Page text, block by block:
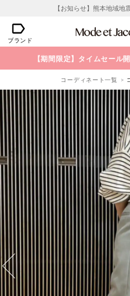
【お知らせ】熊本地域地
ブランド
【期間限定】タイムセール
コーディネート一覧